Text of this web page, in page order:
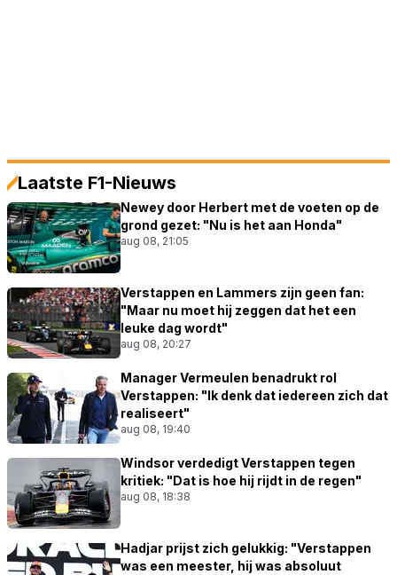
Laatste F1-Nieuws
Newey door Herbert met de voeten op de
grond gezet: "Nu is het aan Honda"
aug 08, 21:05
Verstappen en Lammers zijn geen fan:
"Maar nu moet hij zeggen dat het een
leuke dag wordt"
aug 08, 20:27
Manager Vermeulen benadrukt rol
Verstappen: "Ik denk dat iedereen zich dat
realiseert"
aug 08, 19:40
Windsor verdedigt Verstappen tegen
kritiek: "Dat is hoe hij rijdt in de regen"
aug 08, 18:38
Hadjar prijst zich gelukkig: "Verstappen
was een meester, hij was absoluut